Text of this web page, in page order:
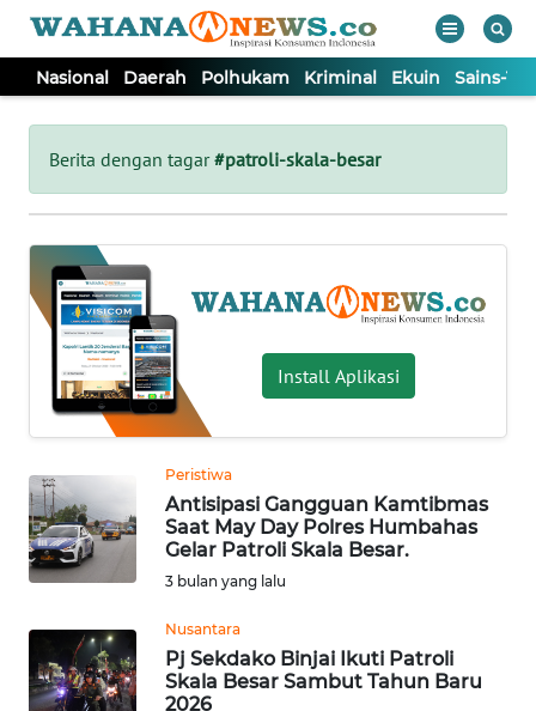
Nasional Daerah Polhukam Kriminal Ekuin Sains-
Berita dengan tagar#patroli-skala-besar
Install Aplikasi
Peristiwa
Antisipasi Gangguan Kamtibmas
Saat May Day Polres Humbahas
Gelar Patroli Skala Besar.
3 bulan yang lalu
Nusantara
Pj Sekdako Binjai Ikuti Patroli
Skala Besar Sambut Tahun Baru
2026
Tutup
NASIONAL
DAERAH
POLHUKAM
KRIMINAL
EKUIN
SAINS-TEKNO
INTERNASIONAL